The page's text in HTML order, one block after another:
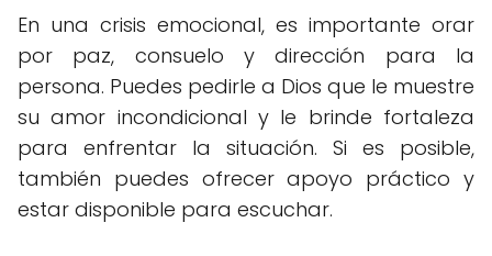
En una crisis emocional, es importante orar
por paz, consuelo y dirección para la
persona. Puedes pedirle a Dios que le muestre
su amor incondicional y le brinde fortaleza
para enfrentar la situación. Si es posible,
también puedes ofrecer apoyo práctico y
estar disponible para escuchar.